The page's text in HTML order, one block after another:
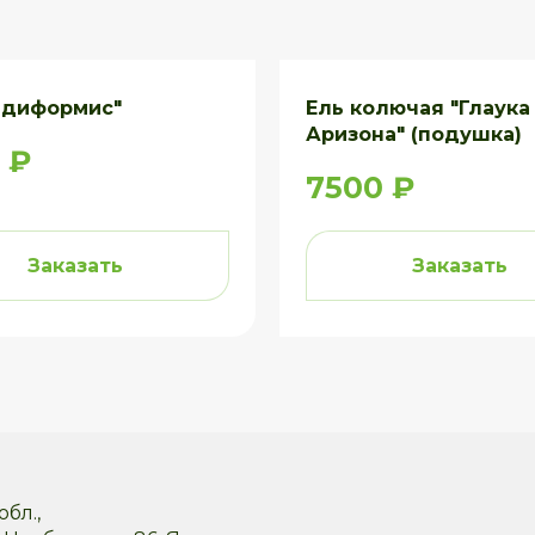
₽
Заказать
Ель колючая "Глаука
Аризона" (подушка)
7500 ₽
Заказать